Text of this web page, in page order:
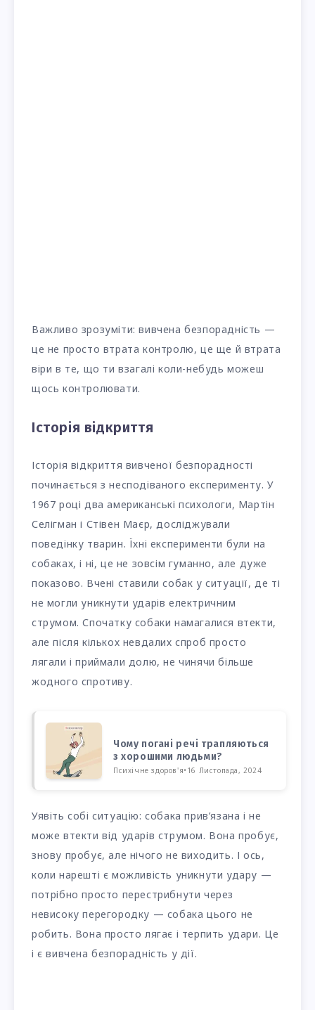
Важливо зрозуміти: вивчена безпорадність —
це не просто втрата контролю, це ще й втрата
віри в те, що ти взагалі коли-небудь можеш
щось контролювати.
Історія відкриття
Історія відкриття вивченої безпорадності
починається з несподіваного експерименту. У
1967 році два американські психологи, Мартін
Селігман і Стівен Маєр, досліджували
поведінку тварин. Їхні експерименти були на
собаках, і ні, це не зовсім гуманно, але дуже
показово. Вчені ставили собак у ситуації, де ті
не могли уникнути ударів електричним
струмом. Спочатку собаки намагалися втекти,
але після кількох невдалих спроб просто
лягали і приймали долю, не чинячи більше
жодного спротиву.
Чому погані речі трапляються
з хорошими людьми?
Психічне здоров'я• 16 Листопада, 2024
Уявіть собі ситуацію: собака прив’язана і не
може втекти від ударів струмом. Вона пробує,
знову пробує, але нічого не виходить. І ось,
коли нарешті є можливість уникнути удару —
потрібно просто перестрибнути через
невисоку перегородку — собака цього не
робить. Вона просто лягає і терпить удари. Це
і є вивчена безпорадність у дії.